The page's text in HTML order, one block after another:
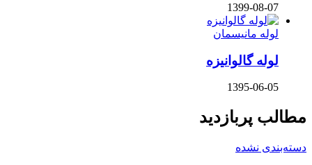
1399-08-07
لوله مانیسمان
لوله گالوانیزه
1395-06-05
مطالب پربازدید
دسته‌بندی نشده